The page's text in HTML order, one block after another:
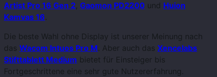
Artist Pro 16 Gen 2, Gaomon PD2200 und Huion
Kamvas 16.
Die beste Wahl ohne Display ist unserer Meinung nach
das Wacom Intuos Pro M. Aber auch das Xencelabs
Stifttablett Medium bietet für Einsteiger bis
Fortgeschrittene eine sehr gute Nutzererfahrung.